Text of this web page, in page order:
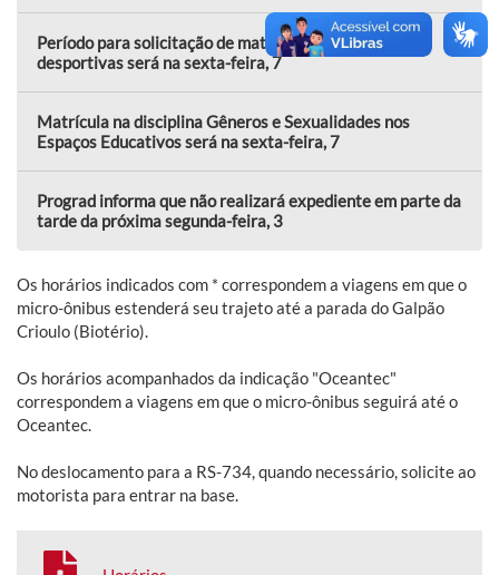
Período para solicitação de matrícula em práticas
desportivas será na sexta-feira, 7
Matrícula na disciplina Gêneros e Sexualidades nos
Espaços Educativos será na sexta-feira, 7
Prograd informa que não realizará expediente em parte da
tarde da próxima segunda-feira, 3
Os horários indicados com * correspondem a viagens em que o
micro-ônibus estenderá seu trajeto até a parada do Galpão
Crioulo (Biotério).
Os horários acompanhados da indicação "Oceantec"
correspondem a viagens em que o micro-ônibus seguirá até o
Oceantec.
No deslocamento para a RS-734, quando necessário, solicite ao
motorista para entrar na base.